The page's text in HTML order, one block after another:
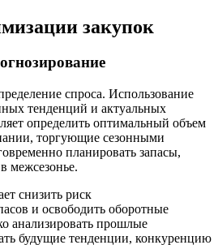
закупок
спроса. Использование
тенденций и актуальных
определить оптимальный объем
торгующие сезонными
планировать запасы,
межсезонье.
снизить риск
и освободить оборотные
анализировать прошлые
будущие тенденции, конкуренцию